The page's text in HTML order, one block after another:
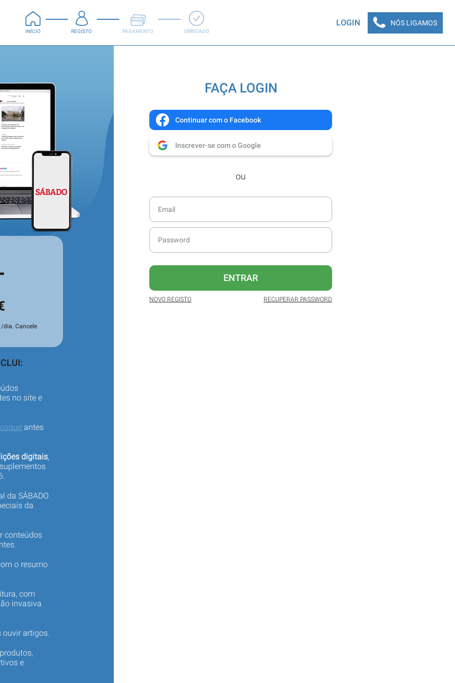
INÍCIO REGISTO PAGAMENTO OBRIGADO
LOGIN NÓS LIGAMOS
dia. Cancele
no site e
antes
digitais,
da SÁBADO
da
conteúdos
o resumo
com
invasiva
ouvir artigos.
e
FAÇA LOGIN
Continuar com o Facebook
Inscrever-se com o Google
ou
ENTRAR
NOVO REGISTO RECUPERAR PASSWORD